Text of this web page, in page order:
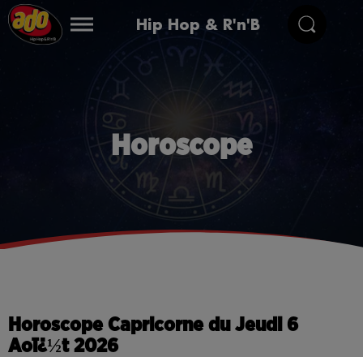
Hip Hop & R'n'B
Horoscope
Horoscope Capricorne du Jeudi 6
Aoï¿½t 2026